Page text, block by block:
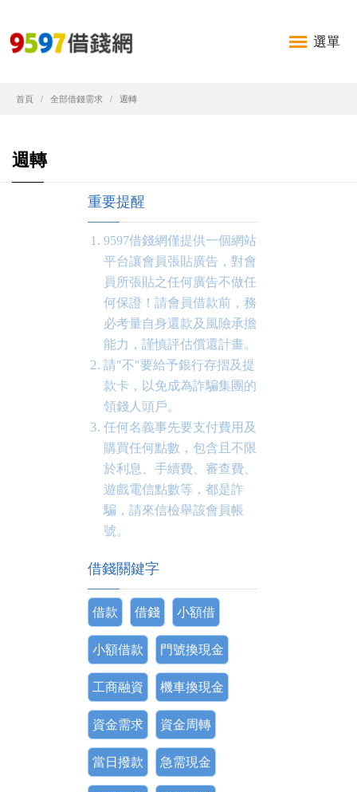
選單
首頁 全部借錢需求 週轉
週轉
重要提醒
9597借錢網僅提供一個網站
平台讓會員張貼廣告，對會
員所張貼之任何廣告不做任
何保證！請會員借款前，務
必考量自身還款及風險承擔
能力，謹慎評估償還計畫。
請"不"要給予銀行存摺及提
款卡，以免成為詐騙集團的
領錢人頭戶。
任何名義事先要支付費用及
購買任何點數，包含且不限
於利息、手續費、審查費、
遊戲電信點數等，都是詐
騙，請來信檢舉該會員帳
號。
借錢關鍵字
借款 借錢 小額借
小額借款 門號換現金
工商融資 機車換現金
資金需求 資金周轉
當日撥款 急需現金